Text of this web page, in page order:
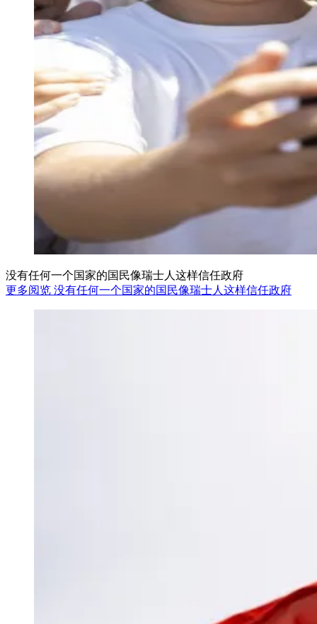
没有任何一个国家的国民像瑞士人这样信任政府
更多阅览 没有任何一个国家的国民像瑞士人这样信任政府